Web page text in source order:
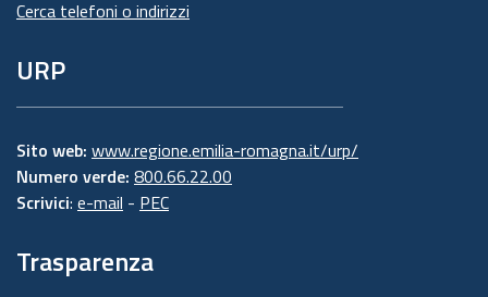
Cerca telefoni o indirizzi
URP
Sito web: www.regione.emilia-romagna.it/urp/
Numero verde: 800.66.22.00
Scrivici: e-mail - PEC
Trasparenza